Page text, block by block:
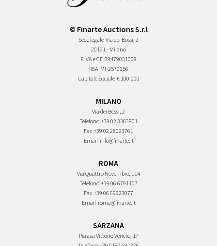
© Finarte Auctions S.r.l
Sede legale Via dei Bossi, 2
20121 - Milano
P.IVA e CF 09479031008
REA MI-2570656
Capitale Sociale € 100.000
MILANO
Via dei Bossi, 2
Telefono +39 02 3363801
Fax +39 02 28093761
Email info@finarte.it
ROMA
Via Quattro Novembre, 114
Telefono +39 06 6791107
Fax +39 06 69923077
Email roma@finarte.it
SARZANA
Piazza Vittorio Veneto, 17